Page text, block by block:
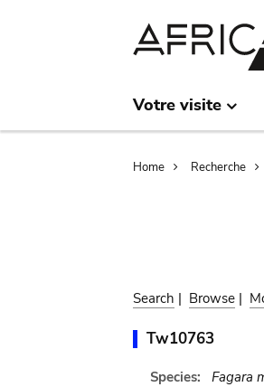
Votre visite
Home Recherche
Search | Browse |
Tw10763
Species: Fagara